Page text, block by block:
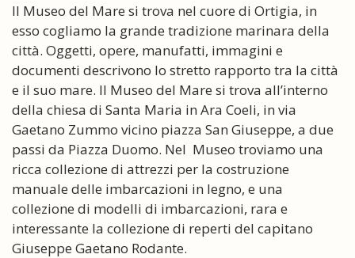
Il Museo del Mare si trova nel cuore di Ortigia, in
esso cogliamo la grande tradizione marinara della
città. Oggetti, opere, manufatti, immagini e
documenti descrivono lo stretto rapporto tra la città
e il suo mare. Il Museo del Mare si trova all’interno
della chiesa di Santa Maria in Ara Coeli, in via
Gaetano Zummo vicino piazza San Giuseppe, a due
passi da Piazza Duomo. Nel Museo troviamo una
ricca collezione di attrezzi per la costruzione
manuale delle imbarcazioni in legno, e una
collezione di modelli di imbarcazioni, rara e
interessante la collezione di reperti del capitano
Giuseppe Gaetano Rodante.